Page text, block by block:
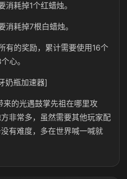
耗掉1个红蜡烛。
消耗掉7根白蜡烛。
有的奖励，累计需要使用16个
心。
奶瓶加速器]
来的光遇鼓掌先祖在哪里攻
非常多，虽然需要其他玩家配
有难度，多在世界喊一喊就